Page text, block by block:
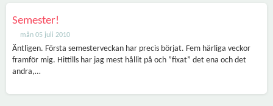
Semester!
mån 05 juli 2010
Äntligen. Första semesterveckan har precis börjat. Fem härliga veckor
framför mig. Hittills har jag mest hållit på och ”fixat” det ena och det
andra,…